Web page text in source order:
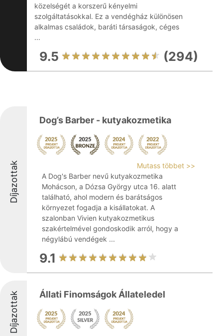
közelségét a korszerű kényelmi
szolgáltatásokkal. Ez a vendégház különösen
alkalmas családok, baráti társaságok, céges
...
9.5 (294)
Díjazottak
Dog’s Barber - kutyakozmetika
Mutass többet >>
A Dog's Barber nevű kutyakozmetika
Mohácson, a Dózsa György utca 16. alatt
található, ahol modern és barátságos
környezet fogadja a kisállatokat. A
szalonban Vivien kutyakozmetikus
szakértelmével gondoskodik arról, hogy a
négylábú vendégek ...
9.1
Díjazottak Állati Finomságok Állateledel